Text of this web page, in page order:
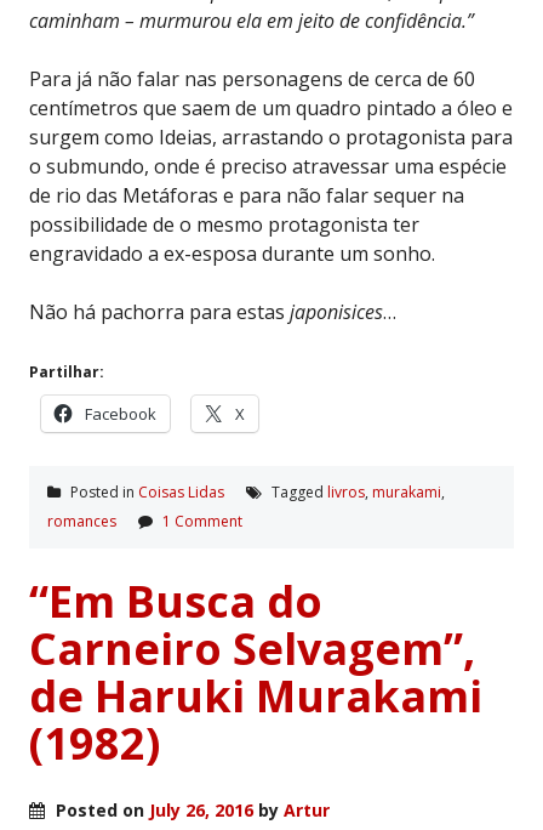
caminham – murmurou ela em jeito de confidência.”
Para já não falar nas personagens de cerca de 60
centímetros que saem de um quadro pintado a óleo e
surgem como Ideias, arrastando o protagonista para
o submundo, onde é preciso atravessar uma espécie
de rio das Metáforas e para não falar sequer na
possibilidade de o mesmo protagonista ter
engravidado a ex-esposa durante um sonho.
Não há pachorra para estas japonisices…
Partilhar:
Facebook X
Posted in Coisas Lidas Tagged livros, murakami,
romances
1 Comment
“Em Busca do
Carneiro Selvagem”,
de Haruki Murakami
(1982)
Posted on July 26, 2016by Artur